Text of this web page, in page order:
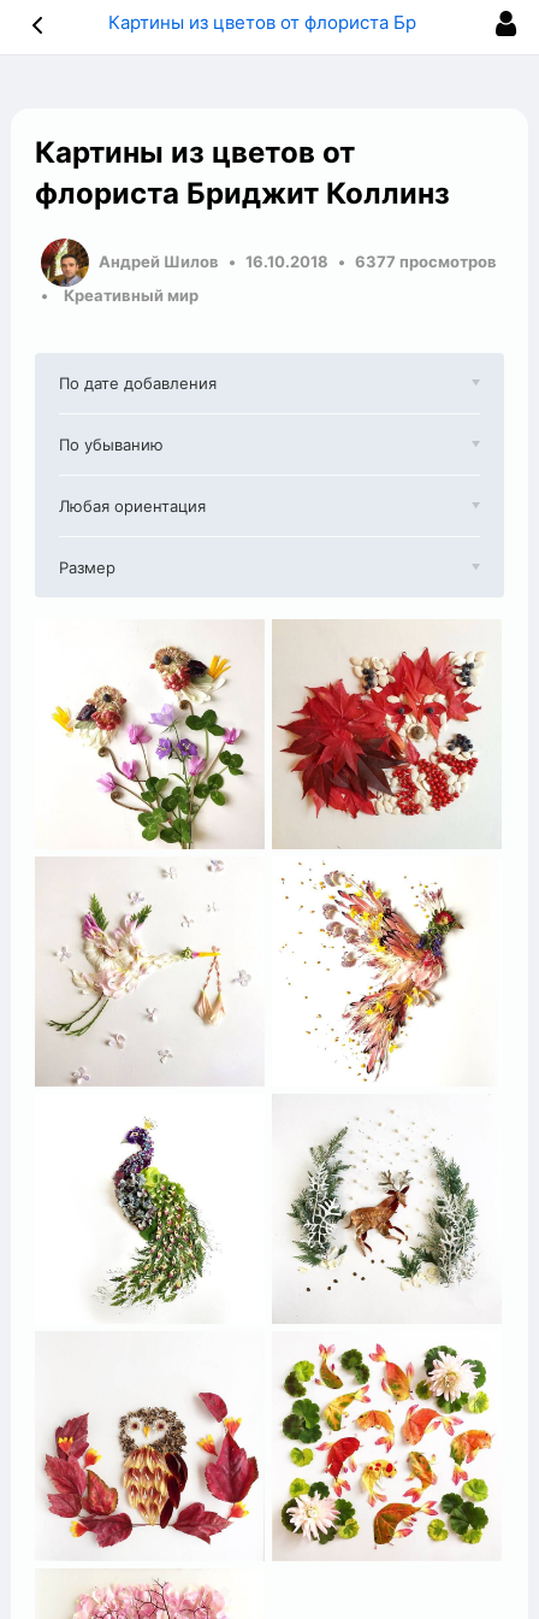
Картины из цветов от флориста Бриджит Коллинз
Картины из цветов от
флориста Бриджит Коллинз
Андрей Шилов 16.10.2018
6377 просмотров
Креативный мир
По дате добавления
По убыванию
Любая ориентация
Размер